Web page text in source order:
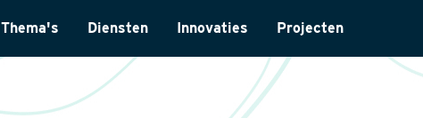
Thema's
Energietransitie
Diensten
Monitoring & Inventarisatie
Laboratoriumanalyses
Innovaties Projecten